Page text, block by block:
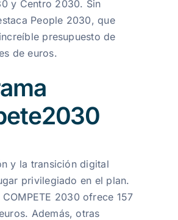
y Centro 2030. Sin
People 2030, que
presupuesto de
de euros.
y la transición digital
privilegiado en el plan.
2030 ofrece 157
Además, otras